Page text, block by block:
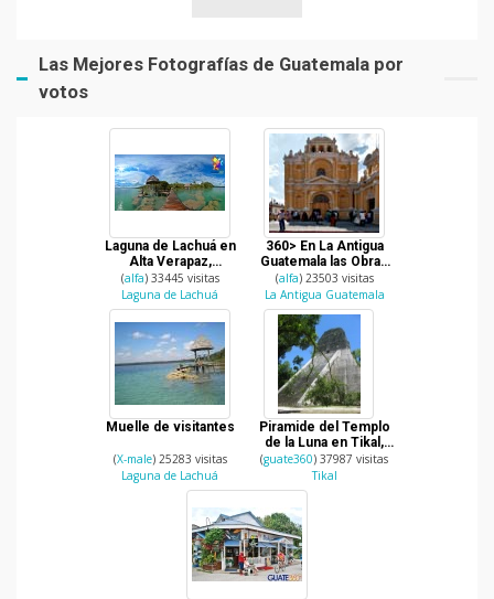
Las Mejores Fotografías de Guatemala por
votos
Laguna de Lachuá en
Alta Verapaz,
Guatemala
(alfa) 33445 visitas
Laguna de Lachuá
360> En La Antigua
Guatemala las Obras
Sociales del Hermano
Pedro
(alfa) 23503 visitas
La Antigua Guatemala
Muelle de visitantes
(X-male) 25283 visitas
Laguna de Lachuá
Piramide del Templo
de la Luna en Tikal,
Peten.
(guate360) 37987 visitas
Tikal